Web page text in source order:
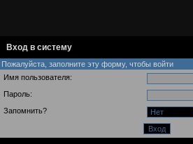
Вход в систему
Пожалуйста, заполните эту форму, чтобы войти
Имя пользователя:
Пароль:
Запомнить?